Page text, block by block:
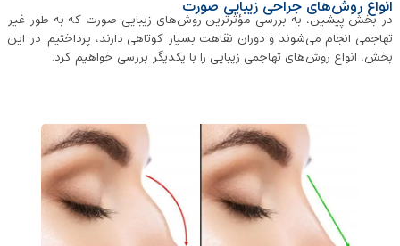
انواع روش‌های جراحی زیبایی صورت
در بخش پیشین، به بررسی مؤثرترین روش‌های زیبایی صورت که به طور غیر
تهاجمی انجام می‌شوند و دوران نقاهت بسیار کوتاهی دارند، پرداختیم. در این
بخش، انواع روش‌های تهاجمی زیبایی را با یکدیگر بررسی خواهیم کرد.